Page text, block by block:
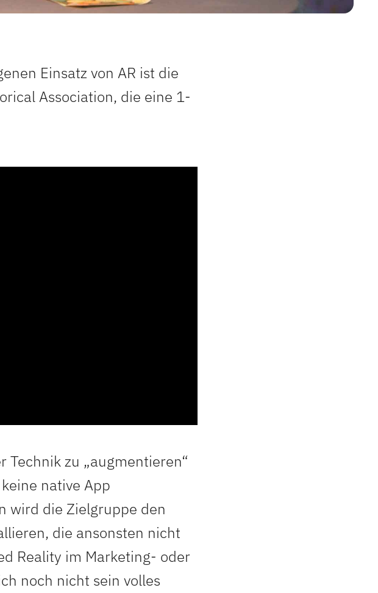
Einsatz von AR ist die
Association, die eine 1-
zu „augmentieren“
native App
wird die Zielgruppe den
die ansonsten nicht
Reality im Marketing- oder
noch nicht sein volles